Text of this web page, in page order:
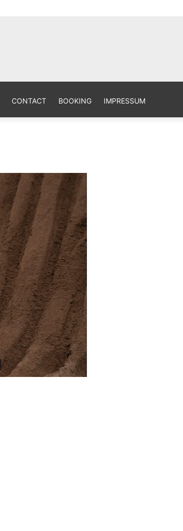
CONTACT BOOKING IMPRESSUM